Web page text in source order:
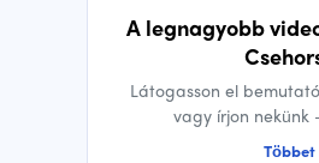
A legnagyobb
Látogasson el
vagy írjon nekünk